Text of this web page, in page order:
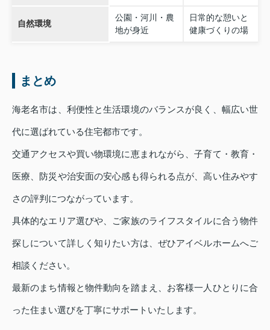
自然環境
公園・河川・農
地が身近
日常的な憩いと
健康づくりの場
まとめ
海老名市は、利便性と生活環境のバランスが良く、幅広い世
代に選ばれている住宅都市です。
交通アクセスや買い物環境に恵まれながら、子育て・教育・
医療、防災や治安面の安心感も得られる点が、高い住みやす
さの評判につながっています。
具体的なエリア選びや、ご家族のライフスタイルに合う物件
探しについて詳しく知りたい方は、ぜひアイベルホームへご
相談ください。
最新のまち情報と物件動向を踏まえ、お客様一人ひとりに合
った住まい選びを丁寧にサポートいたします。